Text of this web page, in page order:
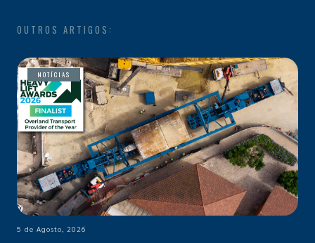
OUTROS ARTIGOS:
NOTÍCIAS
5 de Agosto, 2026